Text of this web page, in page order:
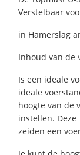
Verstelbaar
in Hamerslag
Inhoud van de
Is een ideale
ideale
hoogte van de
instellen.
zeiden een